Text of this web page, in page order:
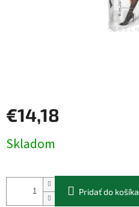
€14,18
cena:
Skladom
Pridať do košíka